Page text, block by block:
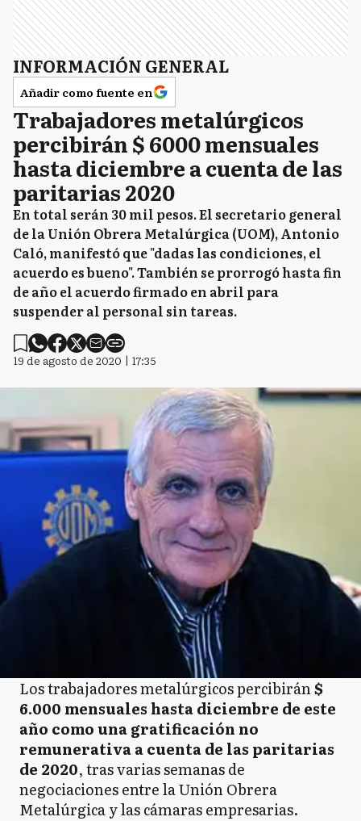
INFORMACIÓN GENERAL
Añadir como fuente en
Trabajadores metalúrgicos
percibirán $ 6000 mensuales
hasta diciembre a cuenta de las
paritarias 2020
En total serán 30 mil pesos. El secretario general
de la Unión Obrera Metalúrgica (UOM), Antonio
Caló, manifestó que "dadas las condiciones, el
acuerdo es bueno". También se prorrogó hasta fin
de año el acuerdo firmado en abril para
suspender al personal sin tareas.
19 de agosto de 2020 | 17:35
Los trabajadores metalúrgicos percibirán$
6.000 mensuales hasta diciembre de este
año como una gratificación no
remunerativa a cuenta de las paritarias
de 2020, tras varias semanas de
negociaciones entre la Unión Obrera
Metalúrgica y las cámaras empresarias.